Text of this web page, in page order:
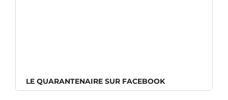
LE QUARANTENAIRE SUR FACEBOOK